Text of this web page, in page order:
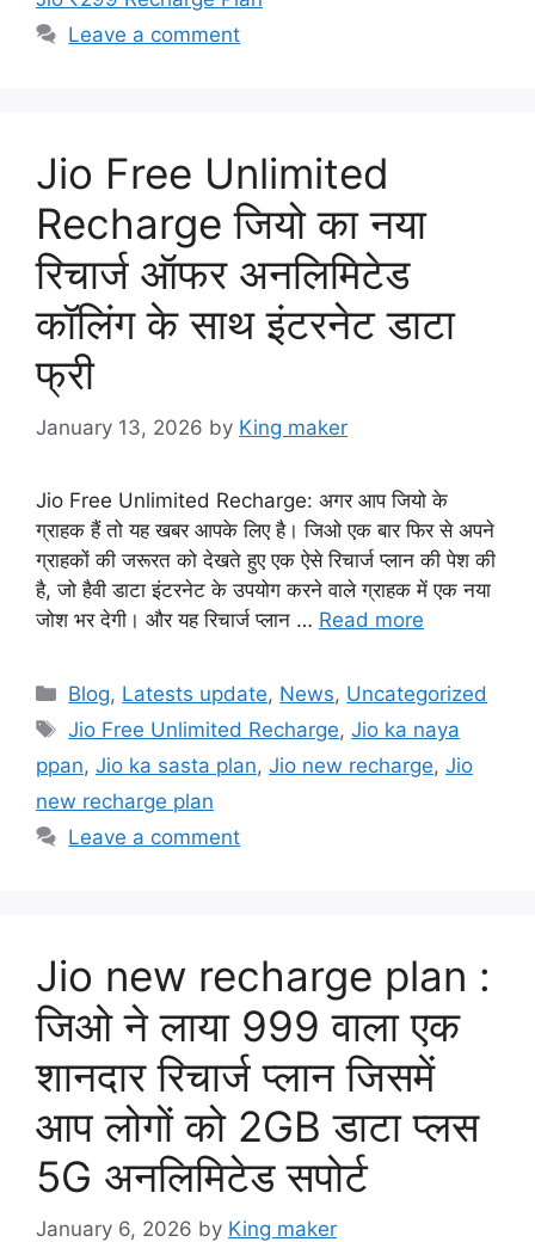
Leave a comment
Jio Free Unlimited
Recharge जियो का नया
रिचार्ज ऑफर अनलिमिटेड
कॉलिंग के साथ इंटरनेट डाटा
फ्री
January 13, 2026 by King maker
Jio Free Unlimited Recharge: अगर आप जियो के
ग्राहक हैं तो यह खबर आपके लिए है। जिओ एक बार फिर से अपने
ग्राहकों की जरूरत को देखते हुए एक ऐसे रिचार्ज प्लान की पेश की
है, जो हैवी डाटा इंटरनेट के उपयोग करने वाले ग्राहक में एक नया
जोश भर देगी। और यह रिचार्ज प्लान … Read more
Categories
Blog, Latests update, News, Uncategorized
Tags
Jio Free Unlimited Recharge,Jio ka naya
ppan, Jio ka sasta plan, Jio new recharge, Jio
new recharge plan
Leave a comment
Jio new recharge plan :
जिओ ने लाया 999 वाला एक
शानदार रिचार्ज प्लान जिसमें
आप लोगों को 2GB डाटा प्लस
5G अनलिमिटेड सपोर्ट
January 6, 2026 by King maker